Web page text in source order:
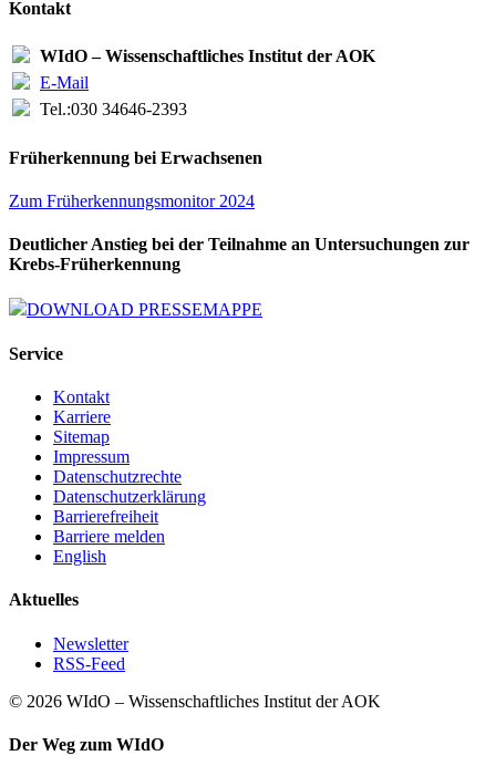
Kontakt
WIdO – Wissenschaftliches Institut der AOK
E-Mail
Tel.:030 34646-2393
Früherkennung bei Erwachsenen
Zum Früherkennungsmonitor 2024
Deutlicher Anstieg bei der Teilnahme an Untersuchungen zur
Krebs-Früherkennung
DOWNLOAD PRESSEMAPPE
Service
Kontakt
Karriere
Sitemap
Impressum
Datenschutzrechte
Datenschutzerklärung
Barrierefreiheit
Barriere melden
English
Aktuelles
Newsletter
RSS-Feed
© 2026 WIdO – Wissenschaftliches Institut der AOK
Der Weg zum WIdO